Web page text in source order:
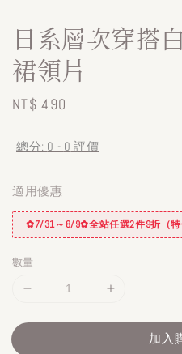
日系層次穿搭
裙領片
Regular
NT$ 490
總分: 0 - 0 評價
適用優惠
✿7/31～8/9✿全站任選2件9折（特
數量
加入